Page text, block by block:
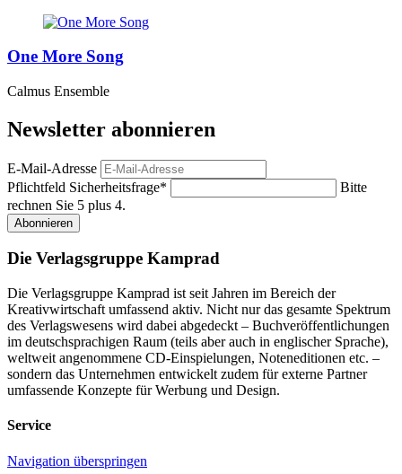
One More Song
Calmus Ensemble
Newsletter abonnieren
E-Mail-Adresse
Pflichtfeld Sicherheitsfrage*
Bitte
rechnen Sie 5 plus 4.
Abonnieren
Die Verlagsgruppe Kamprad
Die Verlagsgruppe Kamprad ist seit Jahren im Bereich der
Kreativwirtschaft umfassend aktiv. Nicht nur das gesamte Spektrum
des Verlagswesens wird dabei abgedeckt – Buchveröffentlichungen
im deutschsprachigen Raum (teils aber auch in englischer Sprache),
weltweit angenommene CD-Einspielungen, Noteneditionen etc. –
sondern das Unternehmen entwickelt zudem für externe Partner
umfassende Konzepte für Werbung und Design.
Service
Navigation überspringen